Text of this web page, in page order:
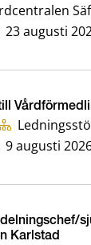
23 augusti
9 augusti
Karlstad